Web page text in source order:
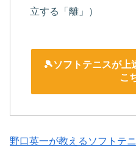
立する「離」）
🎾ソフトテニスが上
こ
野口英一が教えるソフトテ